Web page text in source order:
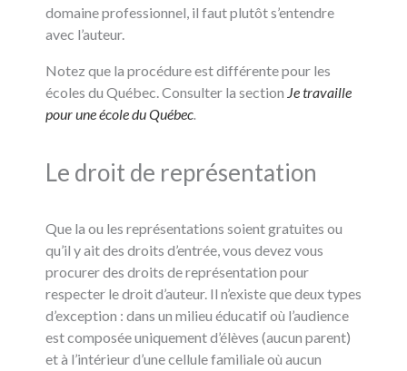
domaine professionnel, il faut plutôt s’entendre
avec l’auteur.
Notez que la procédure est différente pour les
écoles du Québec. Consulter la section Je travaille
pour une école du Québec.
Le droit de représentation
Que la ou les représentations soient gratuites ou
qu’il y ait des droits d’entrée, vous devez vous
procurer des droits de représentation pour
respecter le droit d’auteur. Il n’existe que deux types
d’exception : dans un milieu éducatif où l’audience
est composée uniquement d’élèves (aucun parent)
et à l’intérieur d’une cellule familiale où aucun